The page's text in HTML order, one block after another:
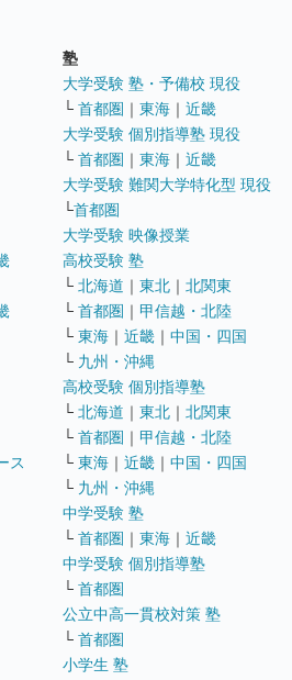
ス
塾
大学受験 塾・予備校 現役
└ 首都圏 ｜ 東海 ｜ 近畿
大学受験 個別指導塾 現役
└ 首都圏 ｜ 東海 ｜ 近畿
大学受験 難関大学特化型 現役
└首都圏
大学受験 映像授業
高校受験 塾
└ 北海道 ｜ 東北 ｜ 北関東
└ 首都圏 ｜ 甲信越・北陸
└ 東海 ｜ 近畿 ｜ 中国・四国
└ 九州・沖縄
高校受験 個別指導塾
└ 北海道 ｜ 東北 ｜ 北関東
└ 首都圏 ｜ 甲信越・北陸
└ 東海 ｜ 近畿 ｜ 中国・四国
└ 九州・沖縄
中学受験 塾
└ 首都圏 ｜ 東海 ｜ 近畿
中学受験 個別指導塾
└ 首都圏
公立中高一貫校対策 塾
└ 首都圏
小学生 塾